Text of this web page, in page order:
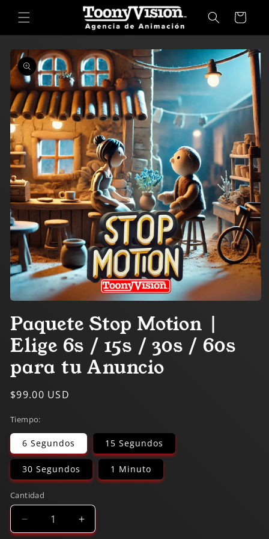
directamente
al contenido
Carrito
Ir
directamente
a la
información
del producto
multimedia
1
en
una
modal
Paquete Stop Motion |
Elige 6s / 15s / 30s / 60s
para tu Anuncio
Precio
$99.00 USD
Tiempo:
6 Segundos 15 Segundos
30 Segundos 1 Minuto
Cantidad
Reducir
Aumentar